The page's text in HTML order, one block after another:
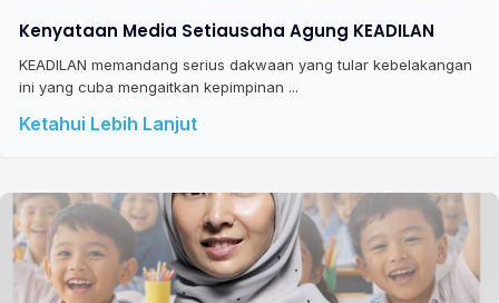
Kenyataan Media Setiausaha Agung KEADILAN
KEADILAN memandang serius dakwaan yang tular kebelakangan
ini yang cuba mengaitkan kepimpinan ...
Ketahui Lebih Lanjut